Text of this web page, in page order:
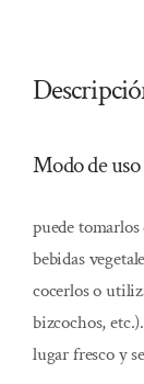
Modo de uso
puede
bebidas
cocerlos o
bizcochos,
lugar fresco y